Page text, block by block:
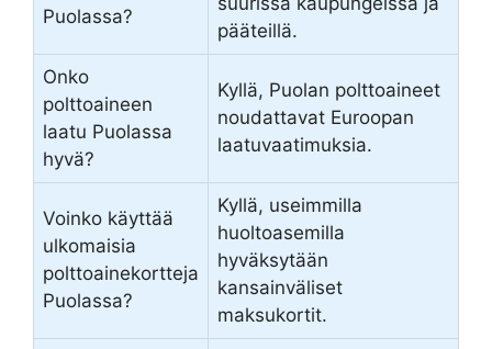
Puolassa?
pääteillä.
Onko
polttoaineen
laatu Puolassa
hyvä?
Kyllä, Puolan polttoaineet
noudattavat Euroopan
laatuvaatimuksia.
Voinko käyttää
ulkomaisia
polttoainekortteja
Puolassa?
Kyllä, useimmilla
huoltoasemilla
hyväksytään
kansainväliset
maksukortit.